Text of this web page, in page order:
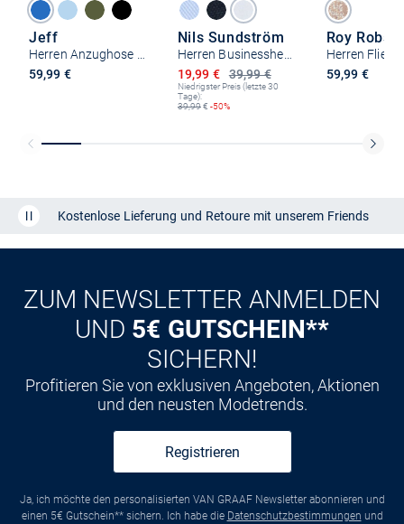
Jeff
Herren Anzughose - JFEzra
59,99 €
Nils Sundström
Herren Businesshemd
39,99 €
Ermäßigter Preis
19,99 €
Niedrigster Preis (letzte 30
Tage):
39,99€ -50%
Roy
59,99 €
Kostenlose Lieferung und Retoure mit unserem Friends
CLUB
ZUM NEWSLETTER ANMELDEN
UND 5€ GUTSCHEIN**
SICHERN!
Profitieren Sie von exklusiven Angeboten, Aktionen
und den neusten Modetrends.
Registrieren
Ja, ich möchte den personalisierten VAN GRAAF Newsletter abonnieren und
einen 5€ Gutschein** sichern. Ich habe die Datenschutzbestimmungen und